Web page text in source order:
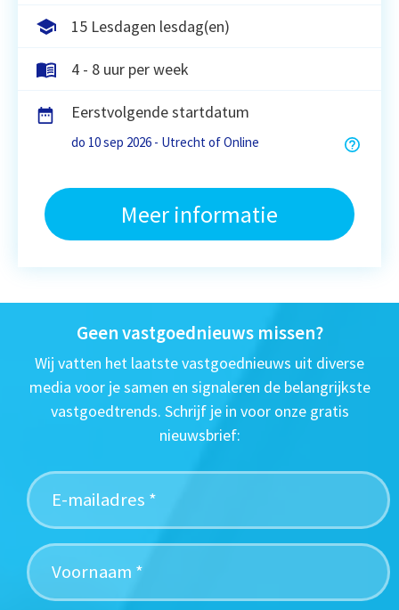
15 Lesdagen lesdag(en)
4 - 8 uur per week
Eerstvolgende startdatum
do 10 sep 2026 - Utrecht of Online
Meer informatie
Geen vastgoednieuws missen?
Wij vatten het laatste vastgoednieuws uit diverse
media voor je samen en signaleren de belangrijkste
vastgoedtrends. Schrijf je in voor onze gratis
nieuwsbrief: